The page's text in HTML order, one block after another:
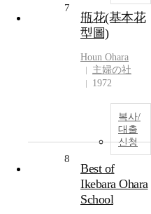
7
甁花(基本花
型圖)
Houn Ohara
主婦の社
1972
복사/
대출
신청
8
Best of
Ikebara Ohara
School